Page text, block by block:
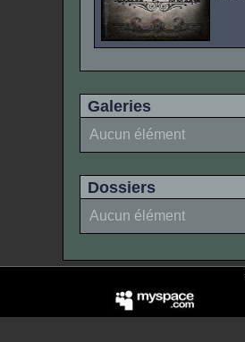
Galeries
Aucun élément
Dossiers
Aucun élément